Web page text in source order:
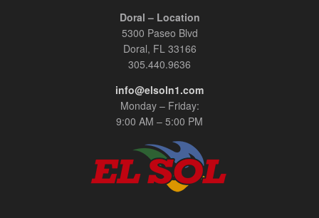
Doral – Location
5300 Paseo Blvd
Doral, FL 33166
305.440.9636
info@elsoln1.com
Monday – Friday:
9:00 AM – 5:00 PM